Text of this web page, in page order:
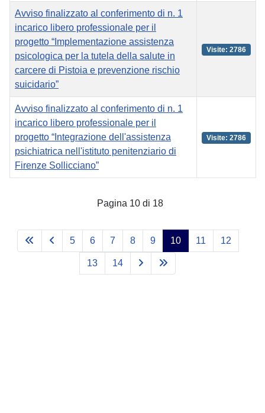
Avviso finalizzato al conferimento di n. 1
incarico libero professionale per il
progetto “Implementazione assistenza
psicologica per la tutela della salute in
carcere di Pistoia e prevenzione rischio
suicidario”
Visite: 2786
Avviso finalizzato al conferimento di n. 1
incarico libero professionale per il
progetto “Integrazione dell'assistenza
psichiatrica nell'istituto penitenziario di
Firenze Sollicciano”
Visite: 2786
Pagina 10 di 18
5 6 7 8 9 10 11 12
13 14